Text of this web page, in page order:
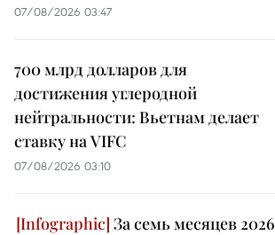
07/08/2026 03:47
700 млрд долларов для
достижения углеродной
нейтральности: Вьетнам делает
ставку на VIFC
07/08/2026 03:10
За семь месяцев 2026